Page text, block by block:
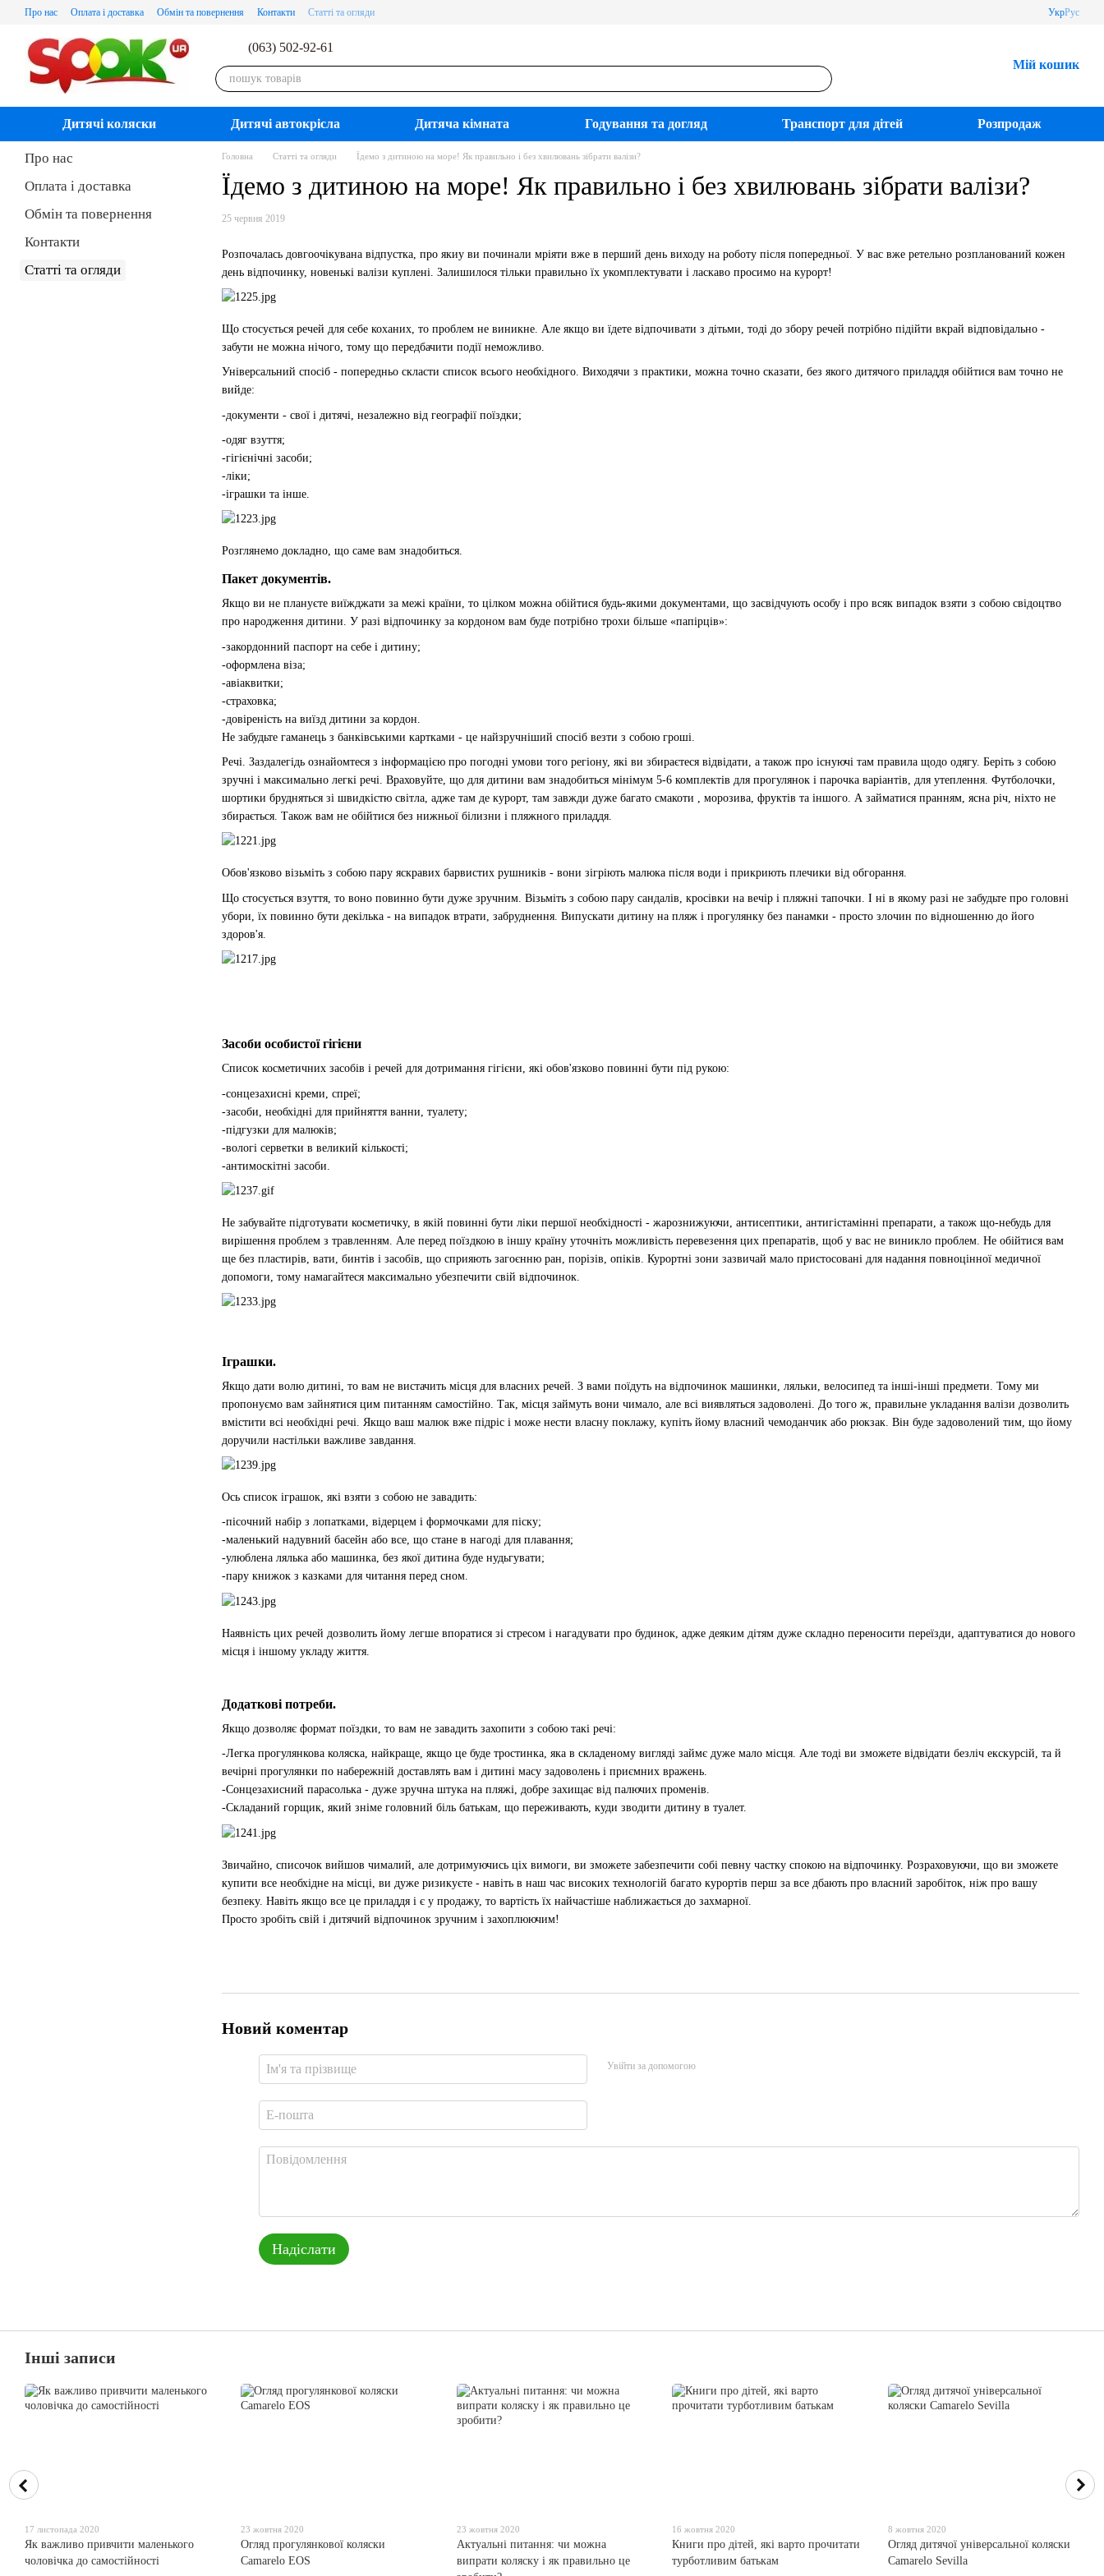
Перейти до основного контенту
Про нас Оплата і доставка Обмін та повернення Контакти Статті та огляди УкрРус
(063) 502-92-61
Мій кошик
Дитячі коляски Дитячі автокрісла Дитяча кімната Годування та догляд Транспорт для дітей Розпродаж
Головна Статті та огляди Їдемо з дитиною на море! Як правильно і без хвилювань зібрати валізи?
Їдемо з дитиною на море! Як правильно і без хвилювань зібрати валізи?
25 червня 2019
Розпочалась довгоочікувана відпустка, про якиу ви починали мріяти вже в перший день виходу на роботу після попередньої. У вас вже ретельно розпланований кожен
день відпочинку, новенькі валізи куплені. Залишилося тільки правильно їх укомплектувати і ласкаво просимо на курорт!
Що стосується речей для себе коханих, то проблем не виникне. Але якщо ви їдете відпочивати з дітьми, тоді до збору речей потрібно підійти вкрай відповідально -
забути не можна нічого, тому що передбачити події неможливо.
Універсальний спосіб - попередньо скласти список всього необхідного. Виходячи з практики, можна точно сказати, без якого дитячого приладдя обійтися вам точно не
вийде:
-документи - свої і дитячі, незалежно від географії поїздки;
-одяг взуття;
-гігієнічні засоби;
-ліки;
-іграшки та інше.
Розглянемо докладно, що саме вам знадобиться.
Пакет документів.
Якщо ви не плануєте виїжджати за межі країни, то цілком можна обійтися будь-якими документами, що засвідчують особу і про всяк випадок взяти з собою свідоцтво
про народження дитини. У разі відпочинку за кордоном вам буде потрібно трохи більше «папірців»:
-закордонний паспорт на себе і дитину;
-оформлена віза;
-авіаквитки;
-страховка;
-довіреність на виїзд дитини за кордон.
Не забудьте гаманець з банківськими картками - це найзручніший спосіб везти з собою гроші.
Речі. Заздалегідь ознайомтеся з інформацією про погодні умови того регіону, які ви збираєтеся відвідати, а також про існуючі там правила щодо одягу. Беріть з собою
зручні і максимально легкі речі. Враховуйте, що для дитини вам знадобиться мінімум 5-6 комплектів для прогулянок і парочка варіантів, для утеплення. Футболочки,
шортики брудняться зі швидкістю світла, адже там де курорт, там завжди дуже багато смакоти , морозива, фруктів та іншого. А займатися пранням, ясна річ, ніхто не
збирається. Також вам не обійтися без нижньої білизни і пляжного приладдя.
Обов'язково візьміть з собою пару яскравих барвистих рушників - вони зігріють малюка після води і прикриють плечики від обгорання.
Що стосується взуття, то воно повинно бути дуже зручним. Візьміть з собою пару сандалів, кросівки на вечір і пляжні тапочки. І ні в якому разі не забудьте про головні
убори, їх повинно бути декілька - на випадок втрати, забруднення. Випускати дитину на пляж і прогулянку без панамки - просто злочин по відношенню до його
здоров'я.
Засоби особистої гігієни
Список косметичних засобів і речей для дотримання гігієни, які обов'язково повинні бути під рукою:
-сонцезахисні креми, спреї;
-засоби, необхідні для прийняття ванни, туалету;
-підгузки для малюків;
-вологі серветки в великий кількості;
-антимоскітні засоби.
Не забувайте підготувати косметичку, в якій повинні бути ліки першої необхідності - жарознижуючи, антисептики, антигістамінні препарати, а також що-небудь для
вирішення проблем з травленням. Але перед поїздкою в іншу країну уточніть можливість перевезення цих препаратів, щоб у вас не виникло проблем. Не обійтися вам
ще без пластирів, вати, бинтів і засобів, що сприяють загоєнню ран, порізів, опіків. Курортні зони зазвичай мало пристосовані для надання повноцінної медичної
допомоги, тому намагайтеся максимально убезпечити свій відпочинок.
Іграшки.
Якщо дати волю дитині, то вам не вистачить місця для власних речей. З вами поїдуть на відпочинок машинки, ляльки, велосипед та інші-інші предмети. Тому ми
пропонуємо вам зайнятися цим питанням самостійно. Так, місця займуть вони чимало, але всі виявляться задоволені. До того ж, правильне укладання валізи дозволить
вмістити всі необхідні речі. Якщо ваш малюк вже підріс і може нести власну поклажу, купіть йому власний чемоданчик або рюкзак. Він буде задоволений тим, що йому
доручили настільки важливе завдання.
Ось список іграшок, які взяти з собою не завадить:
-пісочний набір з лопатками, відерцем і формочками для піску;
-маленький надувний басейн або все, що стане в нагоді для плавання;
-улюблена лялька або машинка, без якої дитина буде нудьгувати;
-пару книжок з казками для читання перед сном.
Наявність цих речей дозволить йому легше впоратися зі стресом і нагадувати про будинок, адже деяким дітям дуже складно переносити переїзди, адаптуватися до нового
місця і іншому укладу життя.
Додаткові потреби.
Якщо дозволяє формат поїздки, то вам не завадить захопити з собою такі речі:
-Легка прогулянкова коляска, найкраще, якщо це буде тростинка, яка в складеному вигляді займє дуже мало місця. Але тоді ви зможете відвідати безліч екскурсій, та й
вечірні прогулянки по набережній доставлять вам і дитині масу задоволень і приємних вражень.
-Сонцезахисний парасолька - дуже зручна штука на пляжі, добре захищає від палючих променів.
-Складаний горщик, який зніме головний біль батькам, що переживають, куди зводити дитину в туалет.
Звичайно, списочок вийшов чималий, але дотримуючись ціх вимоги, ви зможете забезпечити собі певну частку спокою на відпочинку. Розраховуючи, що ви зможете
купити все необхідне на місці, ви дуже ризикуєте - навіть в наш час високих технологій багато курортів перш за все дбають про власний заробіток, ніж про вашу
безпеку. Навіть якщо все це приладдя і є у продажу, то вартість їх найчастіше наближається до захмарної.
Просто зробіть свій і дитячий відпочинок зручним і захоплюючим!
Новий коментар
Увійти за допомогою
Надіслати
Про нас
Оплата і доставка
Обмін та повернення
Контакти
Статті та огляди
Інші записи
17 листопада 2020
Як важливо привчити маленького
чоловічка до самостійності
23 жовтня 2020
Огляд прогулянкової коляски
Camarelo EOS
23 жовтня 2020
Актуальні питання: чи можна
випрати коляску і як правильно це
16 жовтня 2020
Книги про дітей, які варто прочитати
турботливим батькам
8 жовтня 2020
Огляд дитячої універсальної коляски
Camarelo Sevilla